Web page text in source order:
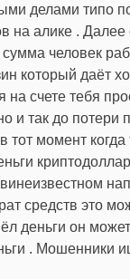
делами типо
на алике . Далее
человек
который даёт
на счете тебя
и так до потери
тот момент
средств это
деньги он
. Мошенники